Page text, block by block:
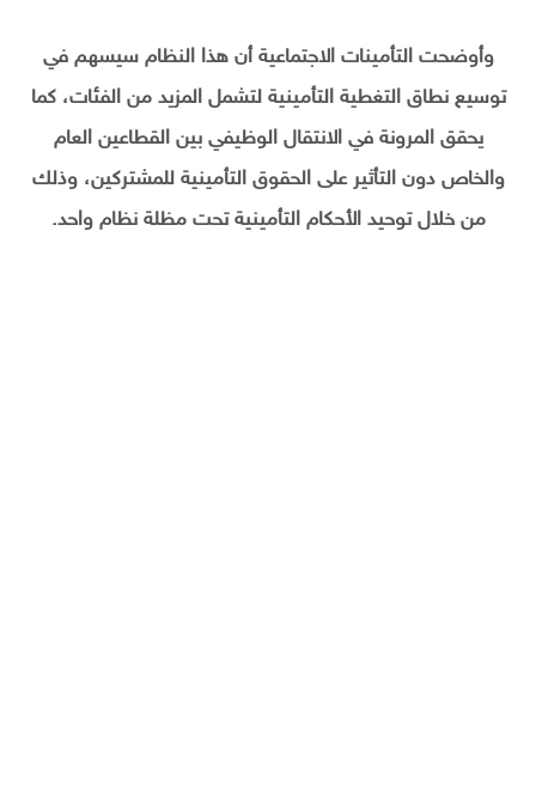
وأوضحت التأمينات الاجتماعية أن هذا النظام سيسهم في
توسيع نطاق التغطية التأمينية لتشمل المزيد من الفئات، كما
يحقق المرونة في الانتقال الوظيفي بين القطاعين العام
والخاص دون التأثير على الحقوق التأمينية للمشتركين، وذلك
من خلال توحيد الأحكام التأمينية تحت مظلة نظام واحد.